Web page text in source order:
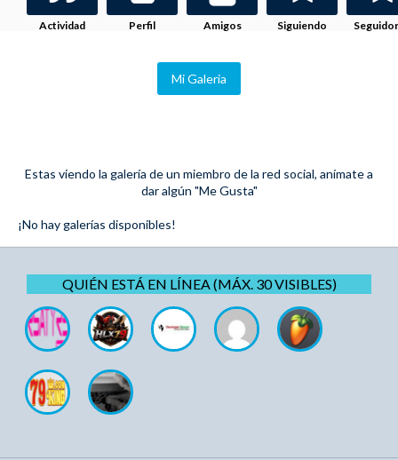
Actividad Perfil Amigos Siguiendo
Mi Galeria
Estas viendo la galería de un miembro de la red social, anímate a
dar algún "Me Gusta"
¡No hay galerías disponibles!
QUIÉN ESTÁ EN LÍNEA (MÁX. 30 VISIBLES)